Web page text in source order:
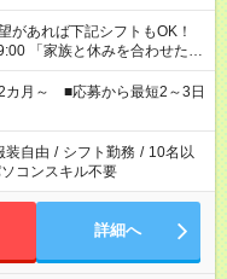
せた
したい」 「できれば残業はし
。 ※Wワーク希望
務時間と、もう1つのお仕事
える場合は応募できません。
カ月～ ■応募から最短2～3日
装自由 / シフト勤務 / 10名以
コンスキル不要
詳細へ